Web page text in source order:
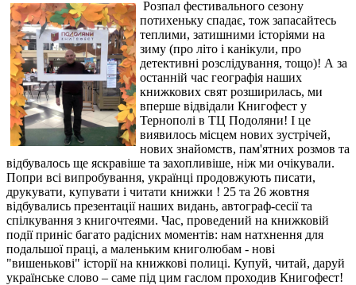
Розпал фестивального сезону
потихеньку спадає, тож запасайтесь
теплими, затишними історіями на
зиму (про літо і канікули, про
детективні розслідування, тощо)! А за
останній час географія наших
книжкових свят розширилась, ми
вперше відвідали Книгофест у
Тернополі в ТЦ Подоляни! І це
виявилось місцем нових зустрічей,
нових знайомств, пам'ятних розмов та
відбувалось ще яскравіше та захопливіше, ніж ми очікували.
Попри всі випробування, українці продовжують писати,
друкувати, купувати і читати книжки ! 25 та 26 жовтня
відбувались презентації наших видань, автограф-сесії та
спілкування з книгочтеями. Час, проведений на книжковій
події приніс багато радісних моментів: нам натхнення для
подальшої праці, а маленьким книголюбам - нові
"вишенькові" історії на книжкові полиці. Купуй, читай, даруй
українське слово – саме під цим гаслом проходив Книгофест!